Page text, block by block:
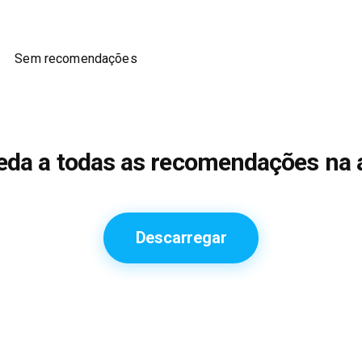
Sem recomendações
a todas as recomendações na
Descarregar